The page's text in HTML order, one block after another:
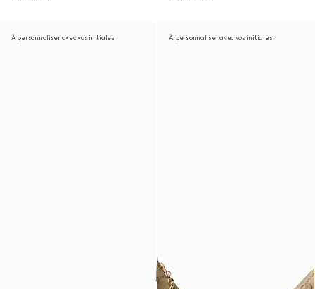
À personnaliser avec vos initiales À personnaliser avec vos initiales